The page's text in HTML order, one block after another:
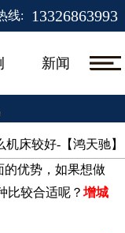
线: 13326863993
新闻
床较好-【鸿天驰】​
优势，如果想做
比较合适呢？增城